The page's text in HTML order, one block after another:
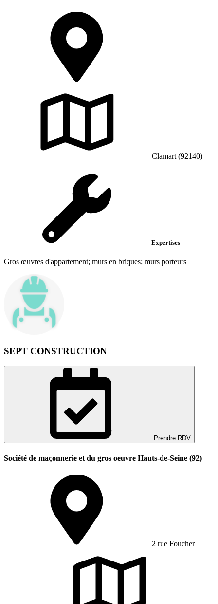
Clamart (92140)
Expertises
Gros œuvres d'appartement; murs en briques; murs porteurs
SEPT CONSTRUCTION
Prendre RDV
Société de maçonnerie et du gros oeuvre Hauts-de-Seine (92)
2 rue Foucher